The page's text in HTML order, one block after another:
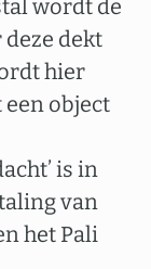
wordt de
deze dekt
hier
object
is in
van
het Pali